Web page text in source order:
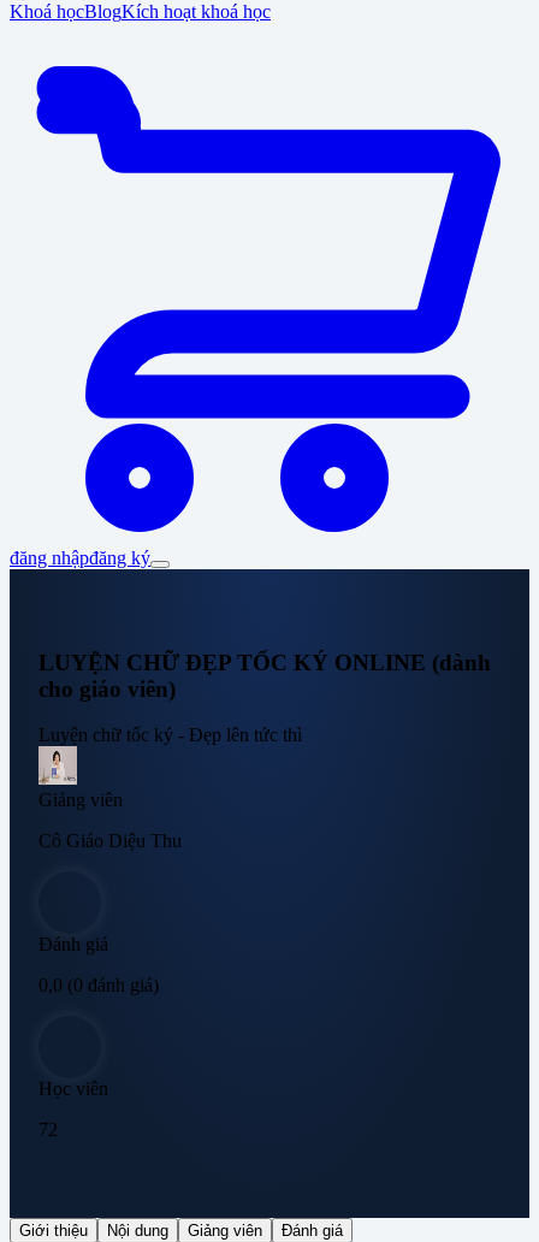
Khoá họcBlogKích hoạt khoá học
đăng nhậpđăng ký
LUYỆN CHỮ ĐẸP TỐC KÝ ONLINE (dành
cho giáo viên)
Luyện chữ tốc ký - Đẹp lên tức thì
Giảng viên
Cô Giáo Diệu Thu
Đánh giá
0,0 (0 đánh giá)
Học viên
72
Giới thiệu Nội dung Giảng viên Đánh giá